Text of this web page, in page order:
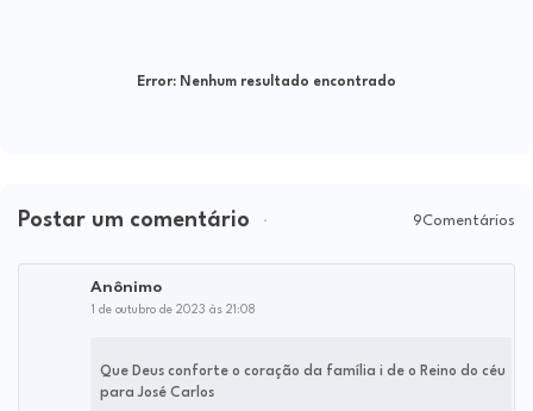
Error: Nenhum resultado encontrado
Postar um comentário 9Comentários
Anônimo
1 de outubro de 2023 às 21:08
Que Deus conforte o coração da família i de o Reino do céu
para José Carlos